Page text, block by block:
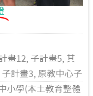
畫12, 子計畫5, 其
計畫3, 原教中心子
小學(本土教育整體